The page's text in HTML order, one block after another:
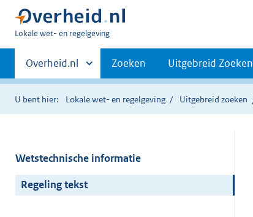
U
hier:
Lokale wet- en regelgeving
Primaire
navigatie
Andere
sites
binnen
Overheid.nl Zoeken Uitgebreid Zoeken
U bent hier: Lokale wet- en regelgeving Uitgebreid zoeken
Wetstechnische informatie
Regeling tekst